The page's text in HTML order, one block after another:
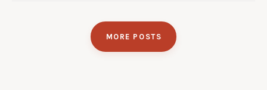
MORE POSTS